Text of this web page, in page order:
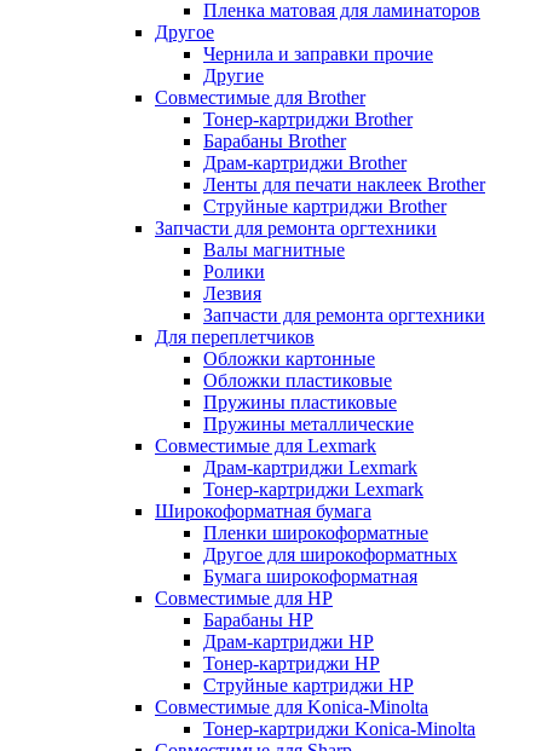
Пленка матовая для ламинаторов
Другое
Чернила и заправки прочие
Другие
Совместимые для Brother
Тонер-картриджи Brother
Барабаны Brother
Драм-картриджи Brother
Ленты для печати наклеек Brother
Струйные картриджи Brother
Запчасти для ремонта оргтехники
Валы магнитные
Ролики
Лезвия
Запчасти для ремонта оргтехники
Для переплетчиков
Обложки картонные
Обложки пластиковые
Пружины пластиковые
Пружины металлические
Совместимые для Lexmark
Драм-картриджи Lexmark
Тонер-картриджи Lexmark
Широкоформатная бумага
Пленки широкоформатные
Другое для широкоформатных
Бумага широкоформатная
Совместимые для HP
Барабаны HP
Драм-картриджи HP
Тонер-картриджи HP
Струйные картриджи HP
Совместимые для Konica-Minolta
Тонер-картриджи Konica-Minolta